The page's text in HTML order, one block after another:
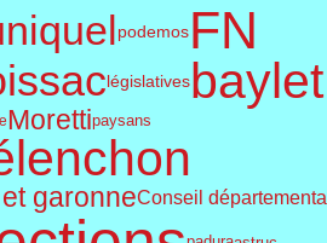
podemosFN
législativesbaylet
Morettipaysans
garonneConseil départemental